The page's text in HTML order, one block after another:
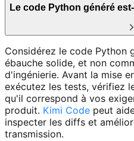
Le code Python généré
Considérez le code Python
ébauche solide, et non
d'ingénierie. Avant la mise
exécutez les tests, vérifiez
qu'il correspond à vos
produit. Kimi Code peut
inspecter les diffs et
transmission.